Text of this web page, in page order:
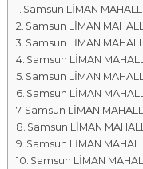
a
l
a
r
ı
Samsun LİMAN
Samsun LİMAN
Samsun LİMAN
Samsun LİMAN
Samsun LİMAN
Samsun LİMAN
Samsun LİMAN
Samsun LİMAN
Samsun LİMAN
Samsun LİMAN